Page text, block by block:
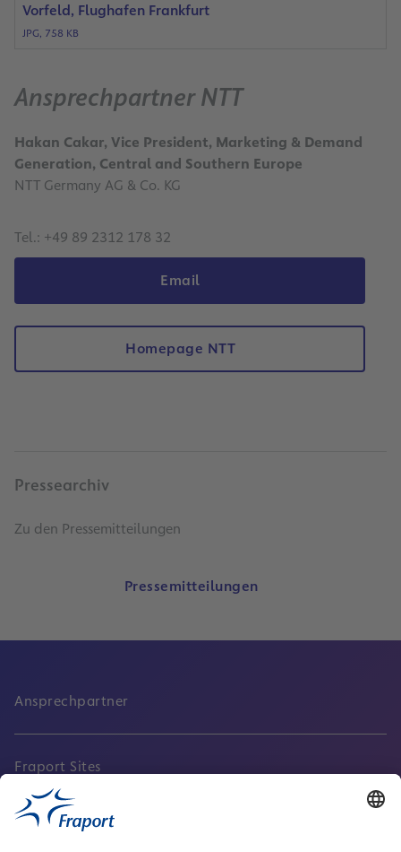
Vorfeld, Flughafen Frankfurt
JPG, 758 KB
Ansprechpartner NTT
Hakan Cakar, Vice President, Marketing & Demand
Generation, Central and Southern Europe
NTT Germany AG & Co. KG
Tel.: +49 89 2312 178 32
Email
Homepage NTT
Pressearchiv
Zu den Pressemitteilungen
Pressemitteilungen
Ansprechpartner
Fraport Sites
Aktuell